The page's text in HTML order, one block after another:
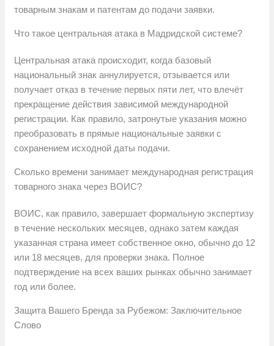
товарным знакам и патентам до подачи заявки.
Что такое центральная атака в Мадридской системе?
Центральная атака происходит, когда базовый
национальный знак аннулируется, отзывается или
получает отказ в течение первых пяти лет, что влечёт
прекращение действия зависимой международной
регистрации. Как правило, затронутые указания можно
преобразовать в прямые национальные заявки с
сохранением исходной даты подачи.
Сколько времени занимает международная регистрация
товарного знака через ВОИС?
ВОИС, как правило, завершает формальную экспертизу
в течение нескольких месяцев, однако затем каждая
указанная страна имеет собственное окно, обычно до 12
или 18 месяцев, для проверки знака. Полное
подтверждение на всех ваших рынках обычно занимает
год или более.
Защита Вашего Бренда за Рубежом: Заключительное
Слово